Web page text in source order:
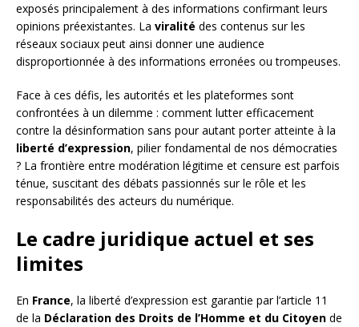
exposés principalement à des informations confirmant leurs
opinions préexistantes. La viralité des contenus sur les
réseaux sociaux peut ainsi donner une audience
disproportionnée à des informations erronées ou trompeuses.
Face à ces défis, les autorités et les plateformes sont
confrontées à un dilemme : comment lutter efficacement
contre la désinformation sans pour autant porter atteinte à la
liberté d’expression, pilier fondamental de nos démocraties
? La frontière entre modération légitime et censure est parfois
ténue, suscitant des débats passionnés sur le rôle et les
responsabilités des acteurs du numérique.
Le cadre juridique actuel et ses
limites
En France, la liberté d’expression est garantie par l’article 11
de la Déclaration des Droits de l’Homme et du Citoyen de